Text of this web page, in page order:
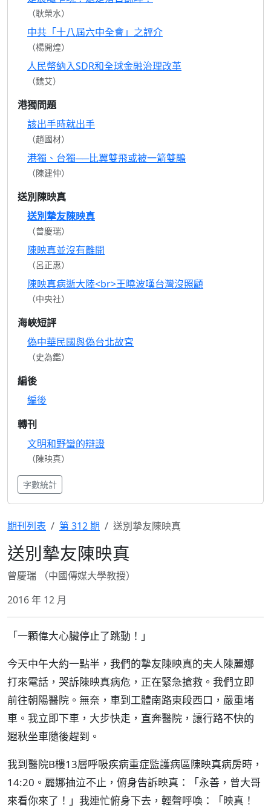
（耿榮水）
中共「十八屆六中全會」之評介
（楊開煌）
人民幣納入SDR和全球金融治理改革
（魏艾）
港獨問題
該出手時就出手
（趙國材）
港獨、台獨──比翼雙飛或被一箭雙鵰
（陳建仲）
送別陳映真
送別摯友陳映真
（曾慶瑞）
陳映真並沒有離開
（呂正惠）
陳映真病逝大陸<br>王曉波嘆台灣沒照顧
（中央社）
海峽短評
偽中華民國與偽台北故宮
（史為鑑）
編後
編後
轉刊
文明和野蠻的辯證
（陳映真）
字數統計
期刊列表 第 312 期 送別摯友陳映真
送別摯友陳映真
曾慶瑞 （中國傳媒大學教授）
2016 年 12 月
「一顆偉大心臟停止了跳動！」
今天中午大約一點半，我們的摯友陳映真的夫人陳麗娜
打來電話，哭訴陳映真病危，正在緊急搶救。我們立即
前往朝陽醫院。無奈，車到工體南路東段西口，嚴重堵
車。我立即下車，大步快走，直奔醫院，讓行路不快的
遐秋坐車隨後趕到。
我到醫院B樓13層呼吸疾病重症監護病區陳映真病房時，
14:20。麗娜抽泣不止，俯身告訴映真：「永善，曾大哥
來看你來了！」我連忙俯身下去，輕聲呼喚：「映真！